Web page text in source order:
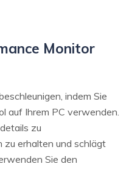
Monitor
indem Sie
auf Ihrem PC verwenden.
zu
zu erhalten und schlägt
Sie den